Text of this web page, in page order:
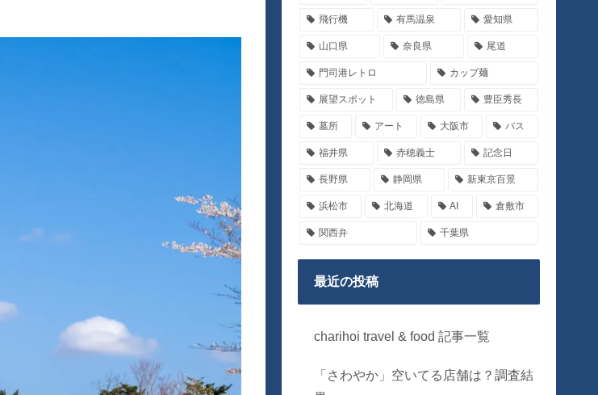
飛行機 有馬温泉 愛知県
山口県 奈良県 尾道
門司港レトロ カップ麺
展望スポット 徳島県 豊臣秀長
墓所 アート 大阪市 バス
福井県 赤穂義士 記念日
長野県 静岡県 新東京百景
浜松市 北海道 AI 倉敷市
関西弁 千葉県
最近の投稿
charihoi travel & food 記事一覧
「さわやか」空いてる店舗は？調査結